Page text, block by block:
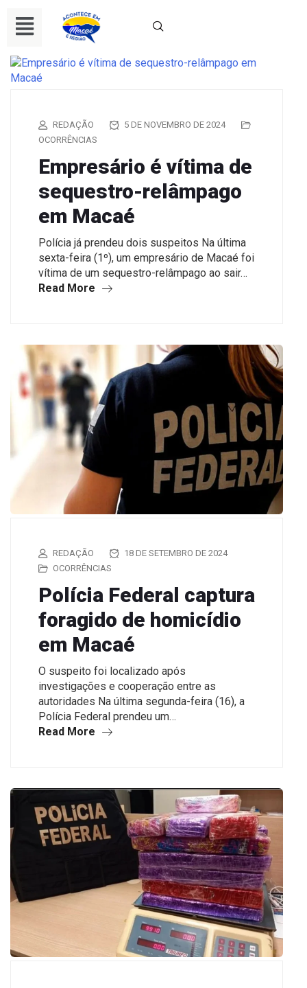
REDAÇÃO
5 DE NOVEMBRO DE 2024
OCORRÊNCIAS
Empresário é vítima de
sequestro-relâmpago
em Macaé
Polícia já prendeu dois suspeitos Na última
sexta-feira (1º), um empresário de Macaé foi
vítima de um sequestro-relâmpago ao sair…
Read More
REDAÇÃO
18 DE SETEMBRO DE 2024
OCORRÊNCIAS
Polícia Federal captura
foragido de homicídio
em Macaé
O suspeito foi localizado após
investigações e cooperação entre as
autoridades Na última segunda-feira (16), a
Polícia Federal prendeu um…
Read More